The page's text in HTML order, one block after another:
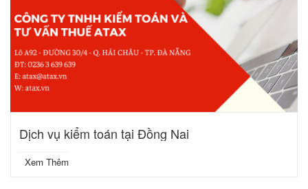
Dịch vụ kiểm toán tại Đồng Nai
Xem Thêm